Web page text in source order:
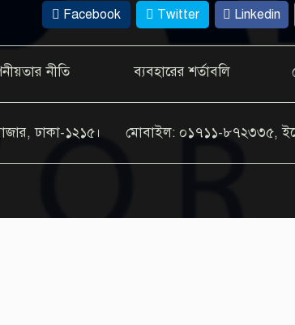
Facebook Twitter Linkedin
নীতি ব্যবহারের শর্তাবলি
ঢাকা-১২১৫। মোবাইল: ০১৭১১-৮৭২৩৩৫,